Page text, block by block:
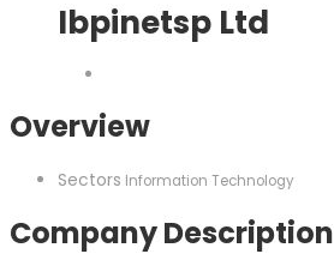
Ibpinetsp Ltd
Overview
Sectors Information Technology
Company Description